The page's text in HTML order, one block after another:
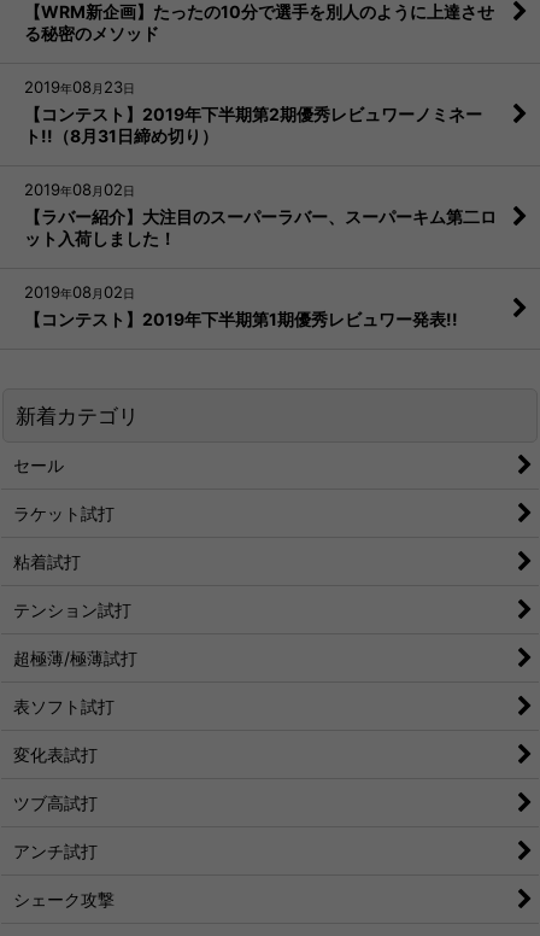
【WRM新企画】たったの10分で選手を別人のように上達させ
る秘密のメソッド
2019年08 月 23日
【コンテスト】2019年下半期第2期優秀レビュワーノミネー
ト!!（8月31日締め切り）
2019年08 月 02日
【ラバー紹介】大注目のスーパーラバー、スーパーキム第二ロ
ット入荷しました！
2019年08 月 02日
【コンテスト】2019年下半期第1期優秀レビュワー発表!!
新着カテゴリ
セール
ラケット試打
粘着試打
テンション試打
超極薄/極薄試打
表ソフト試打
変化表試打
ツブ高試打
アンチ試打
シェーク攻撃